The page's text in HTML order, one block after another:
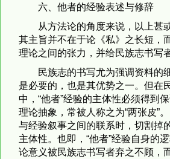
六、他者的经验表述与修辞
从方法论的角度来说，以上甚
其主旨并不在于论《私》之长短，
理论之间的张力，并给民族志书写
民族志的书写尤为强调资料的
是必要的，也是其优势之一。但在
中，“他者”经验的主体性必须得到
理论抽象，常被人称之为“两张皮”
与经验叙事之间的联系时，切割掉
主体性。也即，“他者”经验自身的
论意义被民族志书写者弃之不顾，